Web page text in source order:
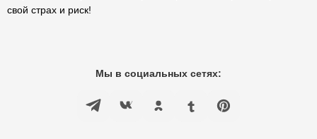
свой страх и риск!
Мы в социальных сетях: